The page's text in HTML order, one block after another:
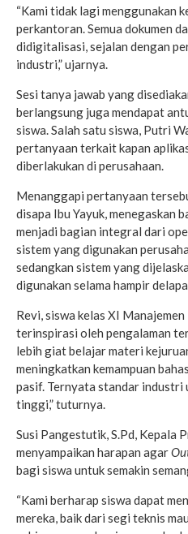
“Kami tidak lagi menggunakan
perkantoran. Semua dokumen
didigitalisasi, sejalan dengan
industri,” ujarnya.
Sesi tanya jawab yang
berlangsung juga mendapat
siswa. Salah satu siswa, Putri
pertanyaan terkait kapan
diberlakukan di perusahaan.
Menanggapi pertanyaan
disapa Ibu Yayuk, menegaskan
menjadi bagian integral dari
sistem yang digunakan
sedangkan sistem yang
digunakan selama hampir
Revi, siswa kelas XI
terinspirasi oleh pengalaman
lebih giat belajar materi
meningkatkan kemampuan
pasif. Ternyata standar industri
tinggi,” tuturnya.
Susi Pangestutik, S.Pd, Kepala
menyampaikan harapan agar
bagi siswa untuk semakin
“Kami berharap siswa dapat
mereka, baik dari segi teknis